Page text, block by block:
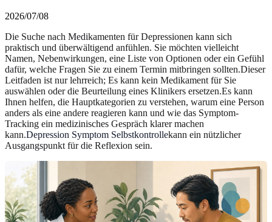
2026/07/08
Die Suche nach Medikamenten für Depressionen kann sich
praktisch und überwältigend anfühlen. Sie möchten vielleicht
Namen, Nebenwirkungen, eine Liste von Optionen oder ein Gefühl
dafür, welche Fragen Sie zu einem Termin mitbringen sollten.Dieser
Leitfaden ist nur lehrreich; Es kann kein Medikament für Sie
auswählen oder die Beurteilung eines Klinikers ersetzen.Es kann
Ihnen helfen, die Hauptkategorien zu verstehen, warum eine Person
anders als eine andere reagieren kann und wie das Symptom-
Tracking ein medizinisches Gespräch klarer machen
kann.Depression Symptom Selbstkontrollekann ein nützlicher
Ausgangspunkt für die Reflexion sein.